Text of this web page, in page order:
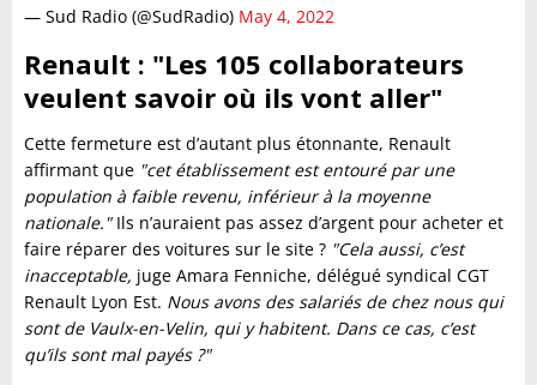
— Sud Radio (@SudRadio) May 4, 2022
Renault : "Les 105 collaborateurs
veulent savoir où ils vont aller"
Cette fermeture est d’autant plus étonnante, Renault
affirmant que "cet établissement est entouré par une
population à faible revenu, inférieur à la moyenne
nationale."Ils n’auraient pas assez d’argent pour acheter et
faire réparer des voitures sur le site ? "Cela aussi, c’est
inacceptable, juge Amara Fenniche, délégué syndical CGT
Renault Lyon Est. Nous avons des salariés de chez nous qui
sont de Vaulx-en-Velin, qui y habitent. Dans ce cas, c’est
qu’ils sont mal payés ?"